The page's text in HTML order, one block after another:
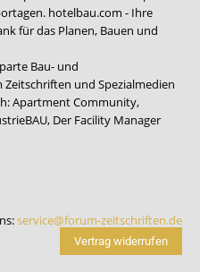
hotelbau.com - Ihre
für das Planen, Bauen und
Bau- und
und Spezialmedien
Apartment Community,
, Der Facility Manager
service@forum-zeitschriften.de
Vertrag widerrufen